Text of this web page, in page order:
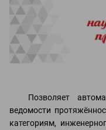
Позволяет
ведомости
категориям,